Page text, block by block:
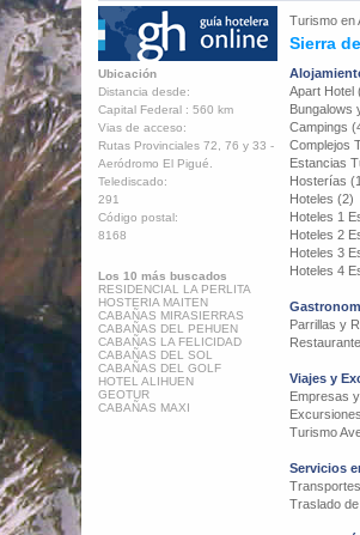
Turismo en
Sierra
Ubicación
Distancia desde:
Capital Federal : 560 km
Vias de acceso:
Rutas Provinciales 72, 76 y 33 -
Aeródromo El Pigué.
Telediscado:
291
Código postal:
8168
Los 10 más buscados
RESIDENCIAL LA PERLITA
HOSTERIA MAITEN
CABAÑAS MIRASIERRAS
CABAÑAS DEL PEHUEN
CABAÑAS LA FELICIDAD
CABAÑAS DEL SOL
CABAÑAS DEL GOLF
HOTEL ALIHUEN
GEOTUR
CABAÑAS MAXI
Apart Hotel
Bungalows
Campings
Complejos
Estancias
Hosterías
Hoteles (2)
Hoteles 1
Hoteles 2
Hoteles 3
Hoteles 4
Parrillas y
Viajes y
Empresas
Turismo
Servicios
Traslado